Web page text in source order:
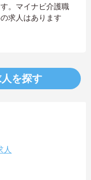
。マイナビ介護職
求人はあります
を探す
人